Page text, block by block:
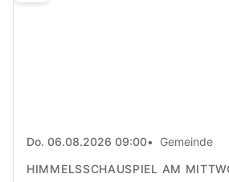
Do. 06.08.2026 09:00
Gemeinde
HIMMELSSCHAUSPIEL AM